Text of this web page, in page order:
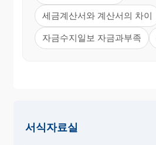
세금계산서와 계산서의 차이
자금수지일보 자금과부족
서식자료실